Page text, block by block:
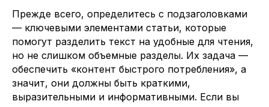
Прежде всего, определитесь с подзаголовками
— ключевыми элементами статьи, которые
помогут разделить текст на удобные для чтения,
но не слишком объемные разделы. Их задача —
обеспечить «контент быстрого потребления», а
значит, они должны быть краткими,
выразительными и информативными. Если вы